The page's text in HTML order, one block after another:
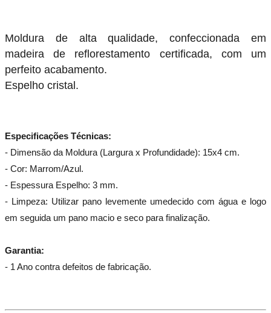
Moldura de alta qualidade, confeccionada em
madeira de reflorestamento certificada, com um
perfeito acabamento.
Espelho cristal.
Especificações Técnicas:
- Dimensão da Moldura (Largura x Profundidade): 15x4 cm.
- Cor: Marrom/Azul.
- Espessura Espelho: 3 mm.
- Limpeza: Utilizar pano levemente umedecido com água e logo
em seguida um pano macio e seco para finalização.
Garantia:
- 1 Ano contra defeitos de fabricação.